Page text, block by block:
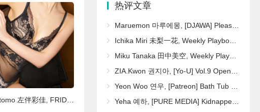
Ayaka Hidaritomo 左伴彩佳, FRIDAYデジタル写真集 「Left Vol.2 100ページ豪華版」 Set.04 Ichiha Amatsu 天津いちは, FRIDAYデジタル写真集 『元JR東日本社員がまさかのフルヌード vol.2』 Set.03
热评文章
Maruemon 마루에몽, [DJAWA] Please Sister Pearl
Ichika Miri 未梨一花, Weekly Playboy 2025 No.16 (週刊プレイボーイ 2025年16号)
Miku Tanaka 田中美空, Weekly Playboy 2025 No.16 (週刊プレイボーイ 2025年16号)
ZIA.Kwon 권지아, [Yo-U] Vol.9 Open Set.01
Yeon Woo 연우, [Patreon] Bath Tub Set.03
Yeha 예하, [PURE MEDIA] Kidnapped Basement Office Girl Set.02